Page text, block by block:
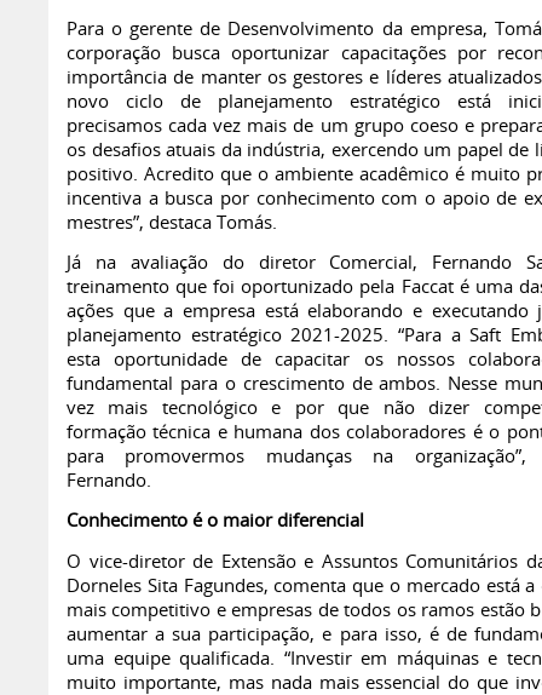
Para o gerente de Desenvolvimento da empresa,
corporação busca oportunizar capacitações por
importância de manter os gestores e líderes
novo ciclo de planejamento estratégico está
precisamos cada vez mais de um grupo coeso e
os desafios atuais da indústria, exercendo um papel de
positivo. Acredito que o ambiente acadêmico é muito
incentiva a busca por conhecimento com o apoio de
mestres”, destaca Tomás.
Já na avaliação do diretor Comercial, Fernando
treinamento que foi oportunizado pela Faccat é uma
ações que a empresa está elaborando e executando
planejamento estratégico 2021-2025. “Para a Saft
esta oportunidade de capacitar os nossos
fundamental para o crescimento de ambos. Nesse
vez mais tecnológico e por que não dizer
formação técnica e humana dos colaboradores é o
para promovermos mudanças na organização”,
Fernando.
Conhecimento é o maior diferencial
O vice-diretor de Extensão e Assuntos Comunitários
Dorneles Sita Fagundes, comenta que o mercado está a
mais competitivo e empresas de todos os ramos estão
aumentar a sua participação, e para isso, é de
uma equipe qualificada. “Investir em máquinas e
muito importante, mas nada mais essencial do que